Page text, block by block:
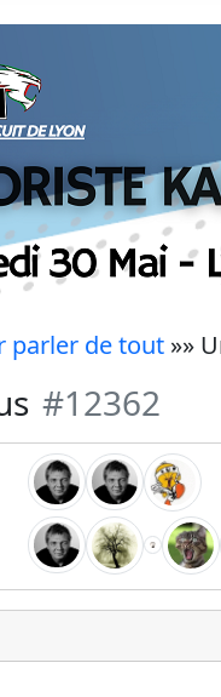
parler de tout »»
#12362